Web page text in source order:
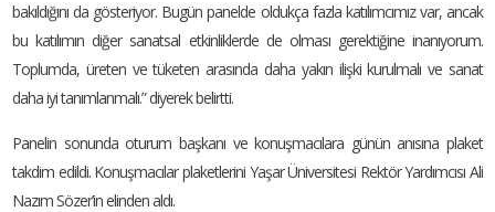
bakıldığını da gösteriyor. Bugün panelde oldukça fazla katılımcımız var, ancak
bu katılımın diğer sanatsal etkinliklerde de olması gerektiğine inanıyorum.
Toplumda, üreten ve tüketen arasında daha yakın ilişki kurulmalı ve sanat
daha iyi tanımlanmalı.” diyerek belirtti.
Panelin sonunda oturum başkanı ve konuşmacılara günün anısına plaket
takdim edildi. Konuşmacılar plaketlerini Yaşar Üniversitesi Rektör Yardımcısı Ali
Nazım Sözer’in elinden aldı.